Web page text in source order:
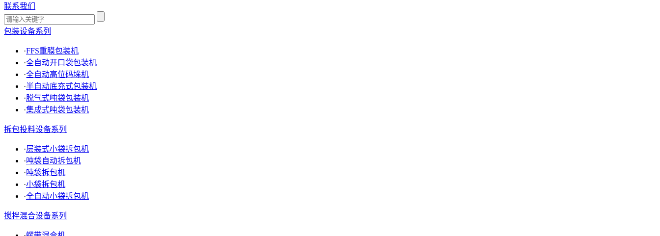
联系我们
包装设备系列
·FFS重膜包装机
·全自动开口袋包装机
·全自动高位码垛机
·半自动底充式包装机
·脱气式吨袋包装机
·集成式吨袋包装机
拆包投料设备系列
·层装式小袋拆包机
·吨袋自动拆包机
·吨袋拆包机
·小袋拆包机
·全自动小袋拆包机
搅拌混合设备系列